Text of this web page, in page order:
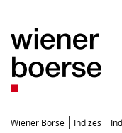
Wiener Börse Indizes